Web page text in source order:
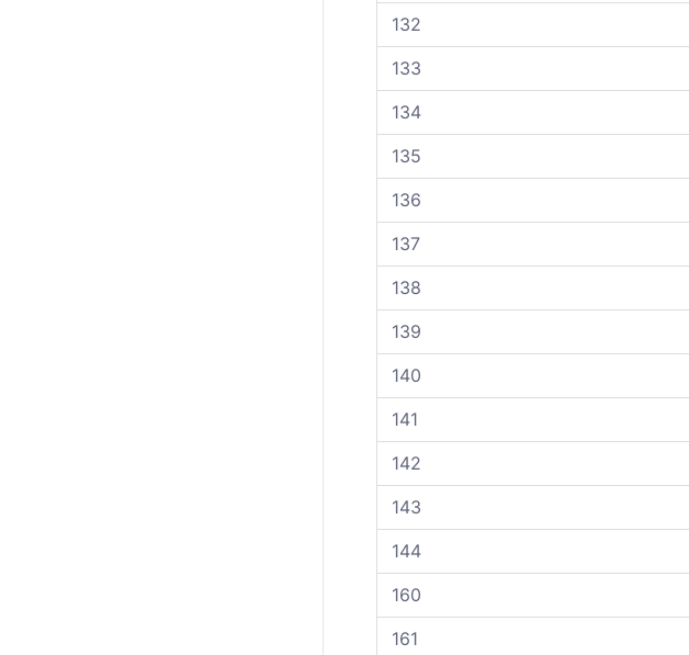
132
133
134
135
136
137
138
139
140
141
142
143
144
160
161